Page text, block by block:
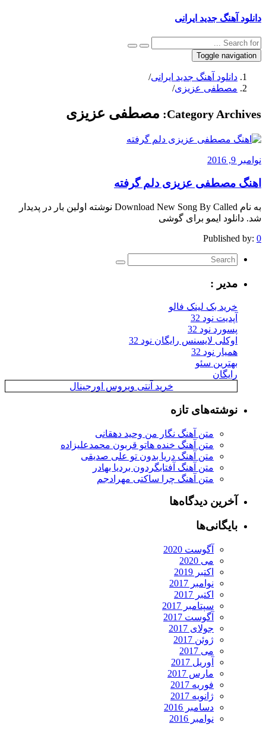
دانلود آهنگ جدید ایرانی
Toggle navigation
دانلود آهنگ جدید ایرانی/
مصطفی عزیزی/
Category Archives: مصطفی عزیزی
نوامبر 9, 2016
اهنگ مصطفی عزیزی دلم گرفته
به نام Download New Song By Called نوشته اولین بار در پدیدار
شد. دانلود ایمو برای گوشی
Published by: 0
مدیر :
خرید بک لینک فالو
آپدیت نود 32
پسورد نود 32
اوکلی لایسنس رایگان نود 32
همیار نود 32
بهترین سئو
رایگان
خرید آنتی ویروس اورجینال
نوشته‌های تازه
متن آهنگ نگار من وحید دهقانی
متن آهنگ خنده هاتو قربون محمدعلیزاده
متن آهنگ دریا بدون تو علی صدیقی
متن آهنگ آفتابگردون بردیا بهادر
متن آهنگ چرا ساکتی مهرادجم
آخرین دیدگاه‌ها
بایگانی‌ها
آگوست 2020
می 2020
اکتبر 2019
نوامبر 2017
اکتبر 2017
سپتامبر 2017
آگوست 2017
جولای 2017
ژوئن 2017
می 2017
آوریل 2017
مارس 2017
فوریه 2017
ژانویه 2017
دسامبر 2016
نوامبر 2016